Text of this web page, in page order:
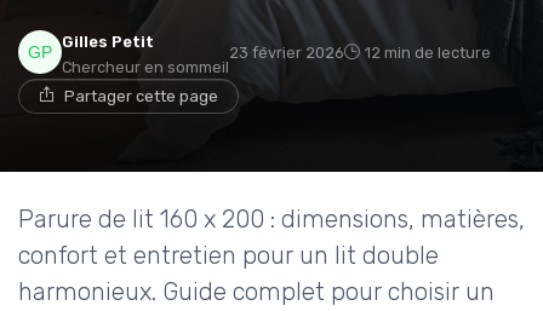
Gilles Petit
Chercheur en sommeil
23 février 2026 12 min de lecture
Partager cette page
Parure de lit 160 x 200 : dimensions, matières,
confort et entretien pour un lit double
harmonieux. Guide complet pour choisir un
→ Je rejoins le club
Non merci, peut-être plus tard